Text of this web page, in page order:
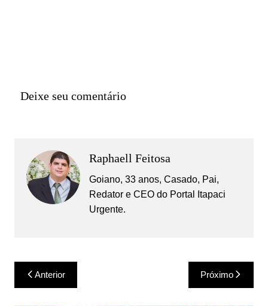
Deixe seu comentário
Raphaell Feitosa
Goiano, 33 anos, Casado, Pai,
Redator e CEO do Portal Itapaci
Urgente.
Navegação
de
Anterior Próximo